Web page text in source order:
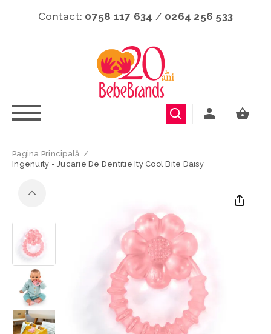
Contact: 0758 117 634 / 0264 256 533
Pagina Principală /
Ingenuity - Jucarie De Dentitie Ity Cool Bite Daisy